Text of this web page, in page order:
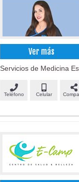
Ver más
Servicios de Medicina
Teléfono Celular